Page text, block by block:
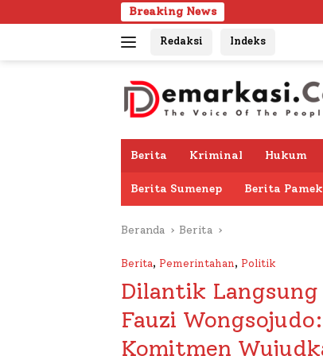
ke
Breaking NewsPria Lanjut Usia
Redaksi Indeks
Berita Kriminal Hukum
Berita Sumenep Berita
Beranda Berita
Berita, Pemerintahan, Politik
Dilantik Langsung
Fauzi
Komitmen